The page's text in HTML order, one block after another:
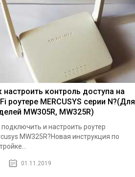
настроить контроль доступа на
роутере MERCUSYS серии N?(Для
MW305R, MW325R)
подключить и настроить роутер
MW325R?Новая инструкция по
01.11.2019